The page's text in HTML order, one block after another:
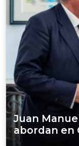
Juan
abordan en